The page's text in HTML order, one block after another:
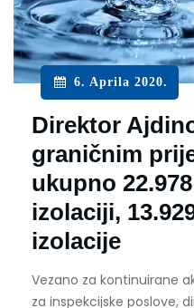
6. Aprila 2020.
Direktor
graničnim
ukupno
izolaciji,
izolacije
Vezano za kontinuirane
za inspekcijske poslove,